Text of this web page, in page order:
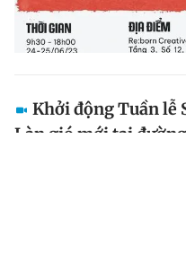
Khởi động Tuần lễ
Làn gió mới tại